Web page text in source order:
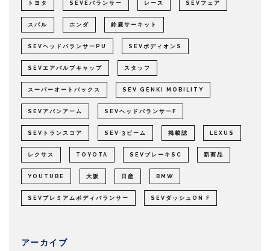
トヨタ SEVEバランサー レース SEVフェア
スバル ホンダ 鈴鹿サーキット
SEVヘッドバランサーPU SEVボディオンS
SEVエアバルブキャップ スタッフ
スーパーオートバックス SEV GENKI MOBILITY
SEVアバンアーム SEVヘッドバランサーF
SEVトランスコア SEV 3ビーム 掲載誌 LEXUS
レクサス TOYOTA SEVブレーキSC 新商品
YOUTUBE 大阪 日産 BMW
SEVプレミアムボディバランサー SEVダッシュON F
アーカイブ